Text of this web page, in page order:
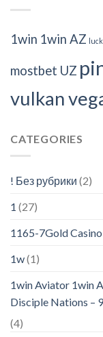
1win 1win AZ
mostbet UZ
vulkan
CATEGORIES
! Без рубрики (2)
1 (27)
1165-7Gold Casino
1w(1)
1win Aviator 1win
Disciple Nations –
(4)